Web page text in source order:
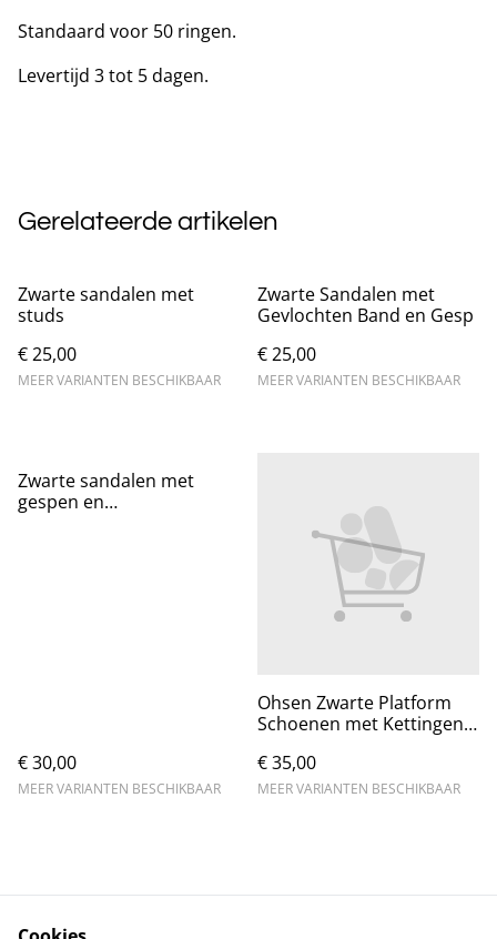
Standaard voor 50 ringen.
Levertijd 3 tot 5 dagen.
Gerelateerde artikelen
Zwarte sandalen met
studs
€ 25,00
MEER VARIANTEN BESCHIKBAAR
Zwarte Sandalen met
Gevlochten Band en Gesp
€ 25,00
MEER VARIANTEN BESCHIKBAAR
Zwarte sandalen met
gespen en
€ 30,00
MEER VARIANTEN BESCHIKBAAR
Ohsen Zwarte Platform
Schoenen met Kettingen -
€ 35,00
MEER VARIANTEN BESCHIKBAAR